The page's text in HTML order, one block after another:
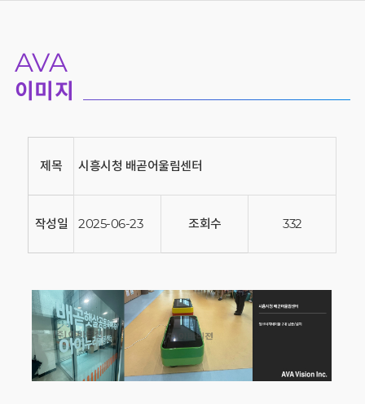
AVA
이미지
제목 시흥시청 배곧어울림센터
작성일 2025-06-23 조회수 332